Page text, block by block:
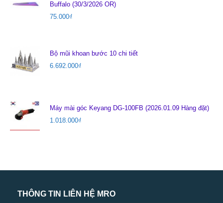
Buffalo (30/3/2026 OR)
75.000₫
Bộ mũi khoan bước 10 chi tiết
6.692.000₫
Máy mài góc Keyang DG-100FB (2026.01.09 Hàng đặt)
1.018.000₫
THÔNG TIN LIÊN HỆ MRO